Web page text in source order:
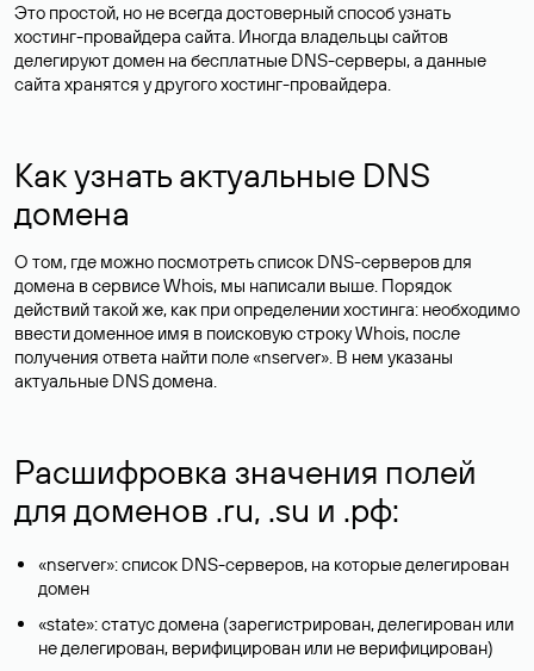
Это простой, но не всегда достоверный способ узнать
хостинг-провайдера сайта. Иногда владельцы сайтов
делегируют домен на бесплатные DNS-серверы, а данные
сайта хранятся у другого хостинг-провайдера.
Как узнать актуальные DNS
домена
О том, где можно посмотреть список DNS-серверов для
домена в сервисе Whois, мы написали выше. Порядок
действий такой же, как при определении хостинга: необходимо
ввести доменное имя в поисковую строку Whois, после
получения ответа найти поле «nserver». В нем указаны
актуальные DNS домена.
Расшифровка значения полей
для доменов .ru, .su и .рф:
«nserver»: список DNS-серверов, на которые делегирован
домен
«state»: статус домена (зарегистрирован, делегирован или
не делегирован, верифицирован или не верифицирован)